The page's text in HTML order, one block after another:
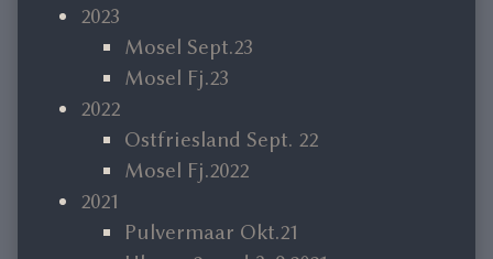
2023
Mosel Sept.23
Mosel Fj.23
2022
Ostfriesland Sept. 22
Mosel Fj.2022
2021
Pulvermaar Okt.21